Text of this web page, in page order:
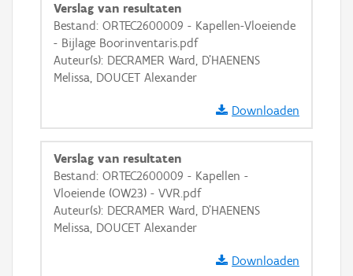
+ −
Basis Lagen
OSM-Basiskaart
Ortho
Verslag van resultaten
Bestand: ORTEC2600009 - Kapellen-Vloeiende
- Bijlage Boorinventaris.pdf
Auteur(s): DECRAMER Ward, D'HAENENS
Melissa, DOUCET Alexander
Downloaden
Verslag van resultaten
Bestand: ORTEC2600009 - Kapellen -
Vloeiende (OW23) - VVR.pdf
Auteur(s): DECRAMER Ward, D'HAENENS
Melissa, DOUCET Alexander
Downloaden